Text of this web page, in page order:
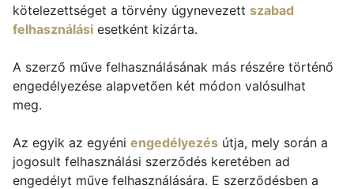
kötelezettséget a törvény úgynevezett szabad
felhasználási esetként kizárta.
A szerző műve felhasználásának más részére történő
engedélyezése alapvetően két módon valósulhat
meg.
Az egyik az egyéni engedélyezés útja, mely során a
jogosult felhasználási szerződés keretében ad
engedélyt műve felhasználására. E szerződésben a